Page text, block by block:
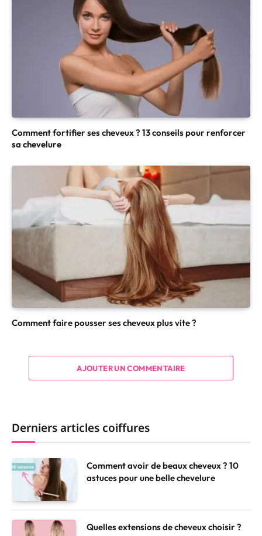
Comment fortifier ses cheveux ? 13 conseils pour renforcer
sa chevelure
Comment faire pousser ses cheveux plus vite ?
AJOUTER UN COMMENTAIRE
Derniers articles coiffures
Comment avoir de beaux cheveux ? 10
astuces pour une belle chevelure
Quelles extensions de cheveux choisir ?